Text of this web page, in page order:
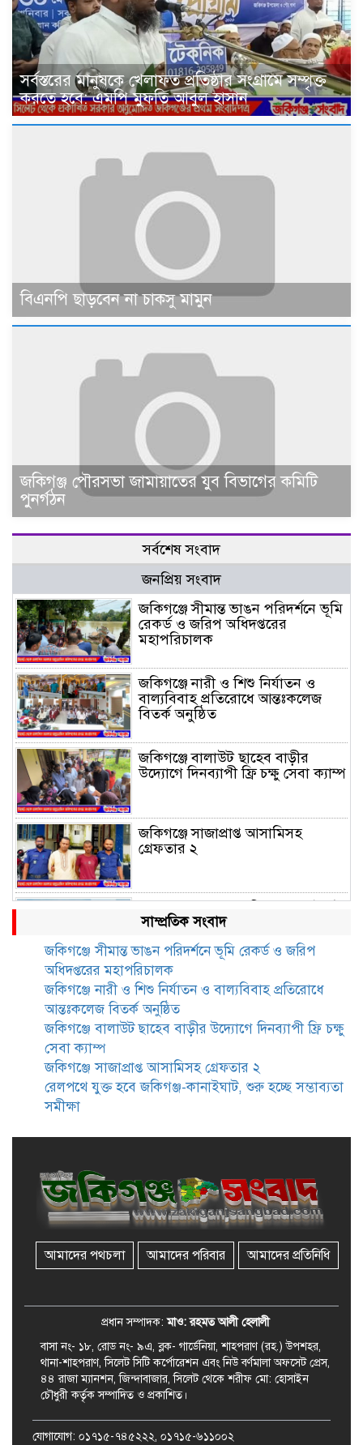
সর্বস্তরের মানুষকে খেলাফত প্রতিষ্ঠার সংগ্রামে সম্পৃক্ত
করতে হবে: এমপি মুফতি আবুল হাসান
বিএনপি ছাড়বেন না চাকসু মামুন
জকিগঞ্জ পৌরসভা জামায়াতের যুব বিভাগের কমিটি
পুনর্গঠন
সর্বশেষ সংবাদ
জনপ্রিয় সংবাদ
জকিগঞ্জে সীমান্ত ভাঙন পরিদর্শনে ভূমি
রেকর্ড ও জরিপ অধিদপ্তরের
মহাপরিচালক
জকিগঞ্জে নারী ও শিশু নির্যাতন ও
বাল্যবিবাহ প্রতিরোধে আন্তঃকলেজ
বিতর্ক অনুষ্ঠিত
জকিগঞ্জে বালাউট ছাহেব বাড়ীর
উদ্যোগে দিনব্যাপী ফ্রি চক্ষু সেবা ক্যাম্প
জকিগঞ্জে সাজাপ্রাপ্ত আসামিসহ
গ্রেফতার ২
শুরু হচ্ছে সম্ভাব্যতা সমীক্ষা
সাবেক এমপি হাফিজ আহমদ
মজুমদার কি আত্মগোপনে? ভাইরাল
ছবি ঘিরে আলোচনা!
ভাতা পেতে টাকা লাগে না, জকিগঞ্জে
সমাজসেবা কর্মকর্তার গুরুত্বপূর্ণ বার্তা
জকিগঞ্জে সুরমা নদীর বালুমহালে
মোবাইল কোর্ট পরিচালনা করলেন
ইউএনও: সরেজমিনে অভিযোগের
সত্যতা মেলেনি
একজন গ্রেপ্তার
সাম্প্রতিক সংবাদ
জকিগঞ্জে সীমান্ত ভাঙন পরিদর্শনে ভূমি রেকর্ড ও জরিপ
অধিদপ্তরের মহাপরিচালক
জকিগঞ্জে নারী ও শিশু নির্যাতন ও বাল্যবিবাহ প্রতিরোধে
আন্তঃকলেজ বিতর্ক অনুষ্ঠিত
জকিগঞ্জে বালাউট ছাহেব বাড়ীর উদ্যোগে দিনব্যাপী ফ্রি চক্ষু
সেবা ক্যাম্প
জকিগঞ্জে সাজাপ্রাপ্ত আসামিসহ গ্রেফতার ২
রেলপথে যুক্ত হবে জকিগঞ্জ-কানাইঘাট, শুরু হচ্ছে সম্ভাব্যতা
সমীক্ষা
আমাদের পথচলা আমাদের পরিবার আমাদের প্রতিনিধি
প্রধান সম্পাদক:মাও: রহমত আলী হেলালী
বাসা নং- ১৮, রোড নং- ৯এ, ব্লক- গার্ডেনিয়া, শাহপরাণ (রহ.) উপশহর,
থানা-শাহপরাণ, সিলেট সিটি কর্পোরেশন এবং নিউ বর্ণমালা অফসেট প্রেস,
৪৪ রাজা ম্যানশন, জিন্দাবাজার, সিলেট থেকে শরীফ মো: হোসাইন
চৌধুরী কর্তৃক সম্পাদিত ও প্রকাশিত।
যোগাযোগ: ০১৭১৫-৭৪৫২২২, ০১৭১৫-৬১১০০২